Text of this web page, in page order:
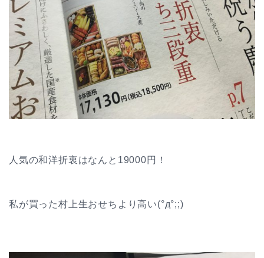
人気の和洋折衷はなんと19000円！
私が買った村上生おせちより高い(°д°;;)